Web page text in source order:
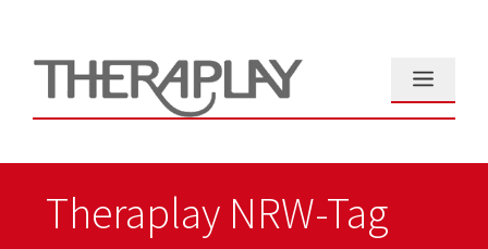
springen
Menü
Theraplay NRW-Tag